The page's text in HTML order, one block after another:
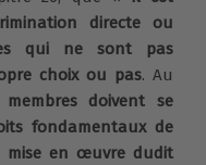
directe ou
qui ne sont pas
choix ou pas. Au
doivent se
fondamentaux de
mise en œuvre dudit